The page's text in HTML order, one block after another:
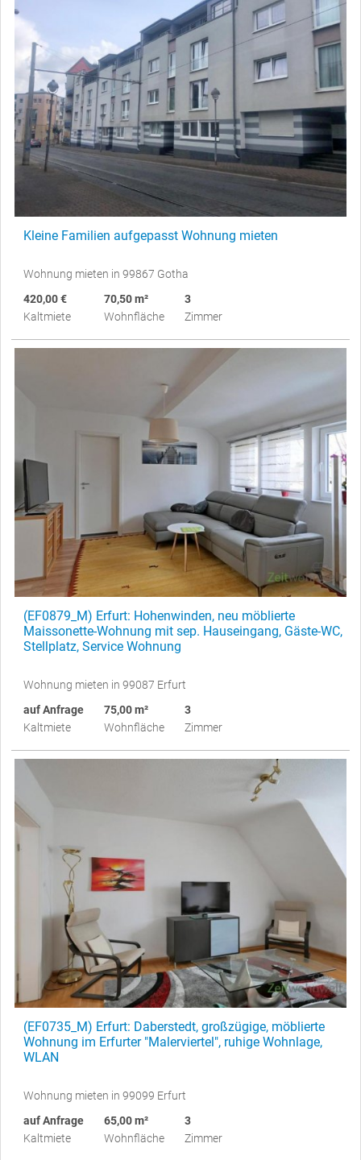
Kleine Familien aufgepasst Wohnung mieten
Wohnung mieten in 99867 Gotha
420,00 €
Kaltmiete
70,50 m²
Wohnfläche
3
Zimmer
(EF0879_M) Erfurt: Hohenwinden, neu möblierte
Maissonette-Wohnung mit sep. Hauseingang, Gäste-WC,
Stellplatz, Service Wohnung
Wohnung mieten in 99087 Erfurt
auf Anfrage
Kaltmiete
75,00 m²
Wohnfläche
3
Zimmer
(EF0735_M) Erfurt: Daberstedt, großzügige, möblierte
Wohnung im Erfurter "Malerviertel", ruhige Wohnlage,
WLAN
Wohnung mieten in 99099 Erfurt
auf Anfrage
Kaltmiete
65,00 m²
Wohnfläche
3
Zimmer